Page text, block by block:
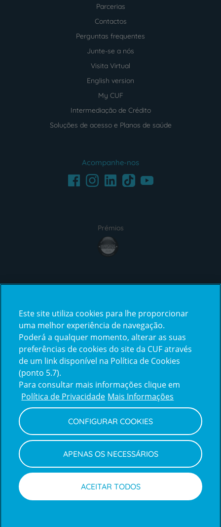
Parcerias
Contactos
Perguntas frequentes
Junte-se a nós
Visita Virtual
English version
My CUF
Intermediação de Crédito
Soluções de acesso e Planos de saúde
Acompanhe-nos
FacebookInstagramLinkedInTikTokYoutube
Prémios
award4
certification2certification3
Reclamações
e
elogios
Policy
Política de Privacidade e Cookies
Termos e Condições
Declaração de Acessibilidade
Canal de Denúncias
Informações legais
Este site utiliza cookies para lhe proporcionar
uma melhor experiência de navegação.
Poderá a qualquer momento, alterar as suas
preferências de cookies do site da CUF através
de um link disponível na Política de Cookies
(ponto 5.7).
Para consultar mais informações clique em
Política de Privacidade Mais Informações
CONFIGURAR COOKIES
APENAS OS NECESSÁRIOS
ACEITAR TODOS